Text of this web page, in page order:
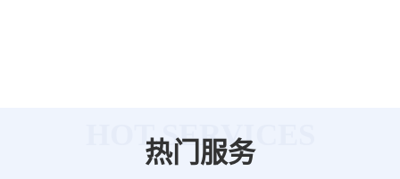
HOT SERVICES
热门服务